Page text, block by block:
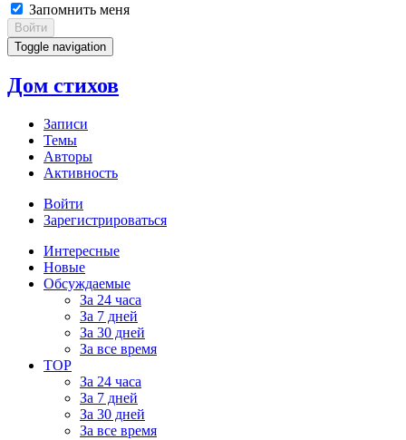
Запомнить меня
Войти
Toggle navigation
Дом стихов
Записи
Темы
Авторы
Активность
Войти
Зарегистрироваться
Интересные
Новые
Обсуждаемые
За 24 часа
За 7 дней
За 30 дней
За все время
TOP
За 24 часа
За 7 дней
За 30 дней
За все время